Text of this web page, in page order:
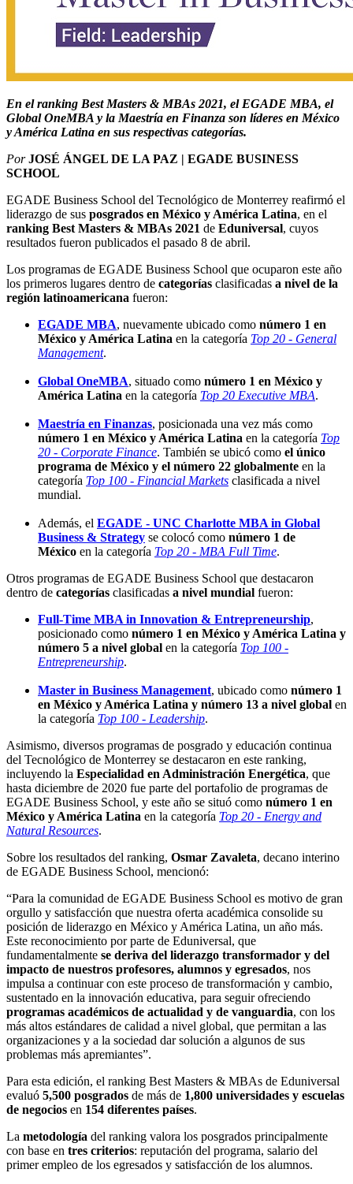
En el ranking Best Masters & MBAs 2021, el EGADE MBA, el
Global OneMBA y la Maestría en Finanza son líderes en México
y América Latina en sus respectivas categorías.
Por JOSÉ ÁNGEL DE LA PAZ | EGADE BUSINESS
SCHOOL
EGADE Business School del Tecnológico de Monterrey reafirmó el
liderazgo de sus posgrados en México y América Latina, en el
ranking Best Masters & MBAs 2021 de Eduniversal, cuyos
resultados fueron publicados el pasado 8 de abril.
Los programas de EGADE Business School que ocuparon este año
los primeros lugares dentro de categorías clasificadas a nivel de la
región latinoamericana fueron:
EGADE MBA, nuevamente ubicado como número 1 en
México y América Latina en la categoría Top 20 - General
Management.
Global OneMBA, situado como número 1 en México y
América Latina en la categoría Top 20 Executive MBA.
Maestría en Finanzas, posicionada una vez más como
número 1 en México y América Latina en la categoría Top
20 - Corporate Finance. También se ubicó como el único
programa de México y el número 22 globalmente en la
categoría Top 100 - Financial Markets clasificada a nivel
mundial.
Además, el EGADE - UNC Charlotte MBA in Global
Business & Strategy se colocó como número 1 de
México en la categoría Top 20 - MBA Full Time.
Otros programas de EGADE Business School que destacaron
dentro de categorías clasificadas a nivel mundial fueron:
Full-Time MBA in Innovation & Entrepreneurship,
posicionado como número 1 en México y América Latina y
número 5 a nivel global en la categoría Top 100 -
Entrepreneurship.
Master in Business Management, ubicado como número 1
en México y América Latina y número 13 a nivel global en
la categoría Top 100 - Leadership.
Asimismo, diversos programas de posgrado y educación continua
del Tecnológico de Monterrey se destacaron en este ranking,
incluyendo la Especialidad en Administración Energética, que
hasta diciembre de 2020 fue parte del portafolio de programas de
EGADE Business School, y este año se situó como número 1 en
México y América Latina en la categoría Top 20 - Energy and
Natural Resources.
Sobre los resultados del ranking, Osmar Zavaleta, decano interino
de EGADE Business School, mencionó:
“Para la comunidad de EGADE Business School es motivo de gran
orgullo y satisfacción que nuestra oferta académica consolide su
posición de liderazgo en México y América Latina, un año más.
Este reconocimiento por parte de Eduniversal, que
fundamentalmente se deriva del liderazgo transformador y del
impacto de nuestros profesores, alumnos y egresados, nos
impulsa a continuar con este proceso de transformación y cambio,
sustentado en la innovación educativa, para seguir ofreciendo
programas académicos de actualidad y de vanguardia, con los
más altos estándares de calidad a nivel global, que permitan a las
organizaciones y a la sociedad dar solución a algunos de sus
problemas más apremiantes”.
Para esta edición, el ranking Best Masters & MBAs de Eduniversal
evaluó 5,500 posgrados de más de 1,800 universidades y escuelas
de negocios en 154 diferentes países.
La metodología del ranking valora los posgrados principalmente
con base en tres criterios: reputación del programa, salario del
primer empleo de los egresados y satisfacción de los alumnos.